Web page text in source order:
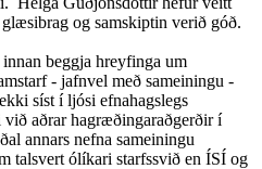
og samskiptin verið góð.
beggja hreyfinga um
- jafnvel með sameiningu -
síst í ljósi efnahagslegs
aðrar hagræðingaraðgerðir í
annars nefna sameiningu
talsvert ólíkari starfssvið en ÍSÍ og